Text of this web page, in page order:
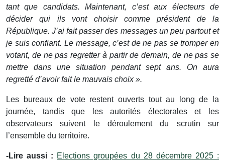
tant que candidats.
Maintenant, c’est aux électeurs de
décider qui ils vont choisir comme président de la
République. J’ai fait passer des messages un peu partout et
je suis confiant. Le message, c’est de ne pas se tromper en
votant, de ne pas regretter à partir de demain, de ne pas se
mettre dans une situation pendant sept ans.
On aura
regretté d’avoir fait le mauvais choix ».
Les bureaux de vote restent ouverts tout au long de la
journée, tandis que les autorités électorales et les
observateurs suivent le déroulement du scrutin sur
l’ensemble du territoire.
-Lire aussi : Elections groupées du 28 décembre 2025 :